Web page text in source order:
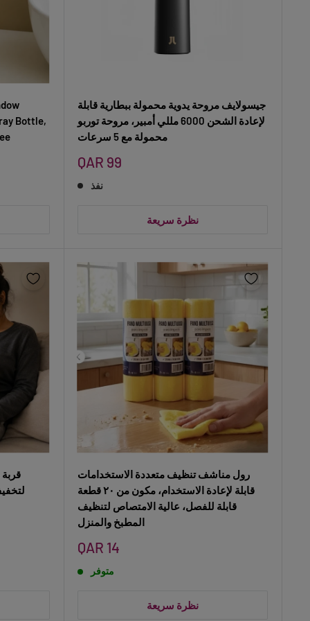
Bottle,
جيسولايف مروحة يدوية محمولة ببطارية قابلة
لإعادة الشحن 6000 مللي أمبير، مروحة توربو
محمولة مع 5 سرعات
سعر
QAR 99
نفذ
نظرة سريعة
رول مناشف تنظيف متعددة الاستخدامات
قابلة لإعادة الاستخدام، مكون من ٢٠ قطعة
قابلة للفصل، عالية الامتصاص لتنظيف
المطبخ والمنزل
سعر
QAR 14
متوفر
نظرة سريعة